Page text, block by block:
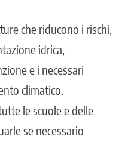
che riducono i rischi,
idrica,
e i necessari
climatico.
le scuole e delle
se necessario